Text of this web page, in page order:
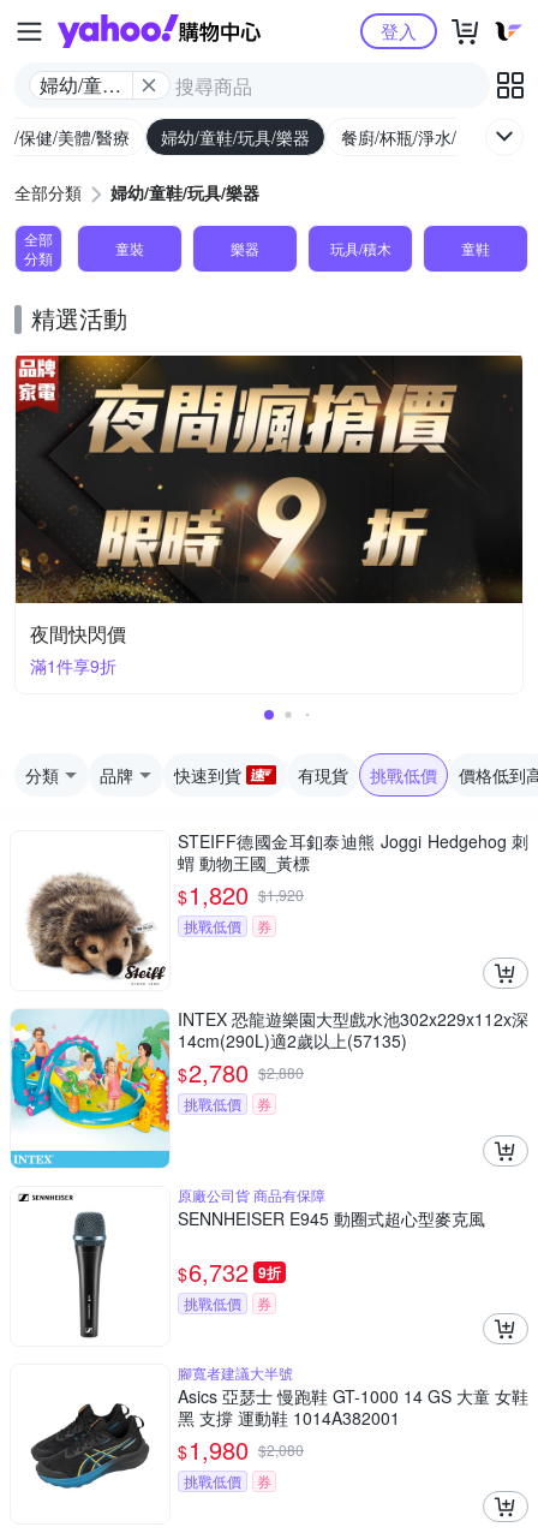
Yahoo購物中心
婦幼/童鞋/
登入
/保健/美體/醫療 婦幼/童鞋/玩具/樂器 餐廚/杯瓶/淨水/寵物
全部分類 婦幼/童鞋/玩具/樂器
全部
分類
童裝 樂器 玩具/積木 童鞋
精選活動
夜間快閃價
滿1件享9折
分類 品牌 快速到貨 有現貨 挑戰低價 價格低到
STEIFF德國金耳釦泰迪熊 Joggi Hedgehog 刺
蝟 動物王國_黃標
$1,820 $1,920
挑戰低價
券
INTEX 恐龍遊樂園大型戲水池302x229x112x深
14cm(290L)適2歲以上(57135)
$2,780 $2,880
挑戰低價
券
原廠公司貨 商品有保障
SENNHEISER E945 動圈式超心型麥克風
$6,732 9折
挑戰低價 券
腳寬者建議大半號
Asics 亞瑟士 慢跑鞋 GT-1000 14 GS 大童 女鞋
黑 支撐 運動鞋 1014A382001
$1,980 $2,080
挑戰低價
券